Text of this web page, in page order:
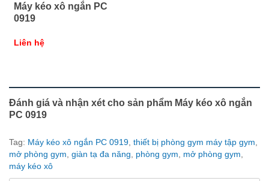
Máy kéo xô ngắn PC
0919
Liên hệ
Đánh giá và nhận xét cho sản phẩm Máy kéo xô ngắn
PC 0919
Tag: Máy kéo xô ngắn PC 0919 thiết bị phòng gym máy tập gym
mở phòng gym giàn tạ đa năng phòng gym mở phòng gym
máy kéo xô